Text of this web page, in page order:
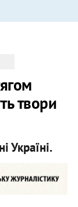
твори
Україні.